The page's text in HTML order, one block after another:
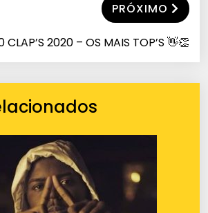
PRÓXIMO
CLAP’S 2020 – OS MAIS TOP’S 👋👏